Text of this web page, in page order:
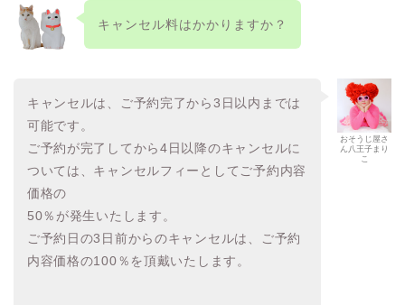
キャンセル料はかかりますか？
おそうじ屋さ
ん八王子まり
こ
キャンセルは、ご予約完了から3日以内までは
可能です。
ご予約が完了してから4日以降のキャンセルに
ついては、キャンセルフィーとしてご予約内容
価格の
50％が発生いたします。
ご予約日の3日前からのキャンセルは、ご予約
内容価格の100％を頂戴いたします。